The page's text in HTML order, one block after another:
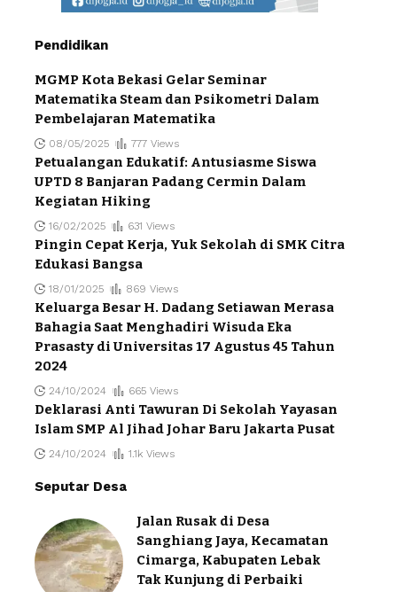
Pendidikan
MGMP Kota Bekasi Gelar Seminar
Matematika Steam dan Psikometri Dalam
Pembelajaran Matematika
08/05/2025 777 Views
Petualangan Edukatif: Antusiasme Siswa
UPTD 8 Banjaran Padang Cermin Dalam
Kegiatan Hiking
16/02/2025 631 Views
Pingin Cepat Kerja, Yuk Sekolah di SMK Citra
Edukasi Bangsa
18/01/2025 869 Views
Keluarga Besar H. Dadang Setiawan Merasa
Bahagia Saat Menghadiri Wisuda Eka
Prasasty di Universitas 17 Agustus 45 Tahun
2024
24/10/2024 665 Views
Deklarasi Anti Tawuran Di Sekolah Yayasan
Islam SMP Al Jihad Johar Baru Jakarta Pusat
24/10/2024 1.1k Views
Seputar Desa
Jalan Rusak di Desa
Sanghiang Jaya, Kecamatan
Cimarga, Kabupaten Lebak
Tak Kunjung di Perbaiki